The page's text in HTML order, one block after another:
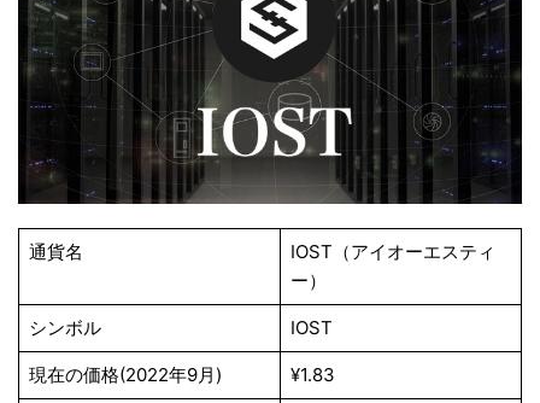
通貨名
IOST（アイオーエスティ
ー）
シンボル IOST
現在の価格(2022年9月) ¥1.83